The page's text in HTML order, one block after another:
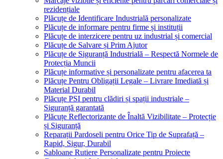
rezidențiale
Plăcuțe de Identificare Industrială personalizate
Plăcuțe de informare pentru firme și instituții
Plăcuțe de interzicere pentru uz industrial și comercial
Plăcuțe de Salvare și Prim Ajutor
Plăcuțe de Siguranță Industrială – Respectă Normele de
Protecția Muncii
Plăcuțe informative și personalizate pentru afacerea ta
Plăcuțe Pentru Obligații Legale – Livrare Imediată și
Material Durabil
Plăcuțe PSI pentru clădiri și spații industriale –
Siguranță garantată
Plăcuțe Reflectorizante de Înaltă Vizibilitate – Protecție
și Siguranță
Reparații Pardoseli pentru Orice Tip de Suprafață –
Rapid, Sigur, Durabil
Sabloane Rutiere Personalizate pentru Proiecte